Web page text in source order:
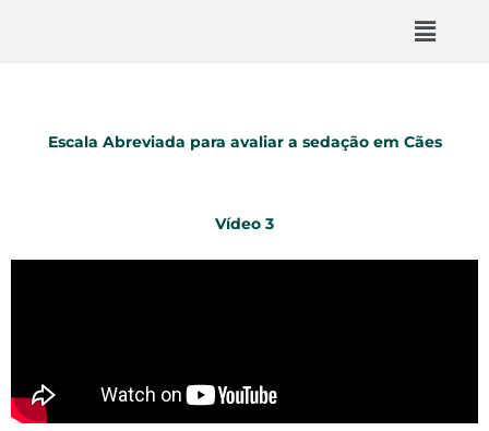
Escala Abreviada para avaliar a sedação em Cães
Vídeo 3